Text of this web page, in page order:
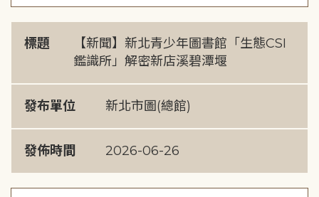
標題
【新聞】新北青少年圖書館「生態CSI
鑑識所」解密新店溪碧潭堰
發布單位 新北市圖(總館)
發佈時間 2026-06-26